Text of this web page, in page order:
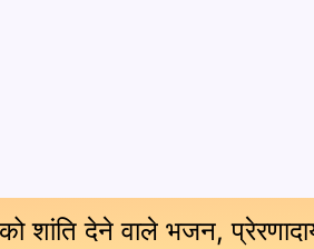
शांति देने वाले भजन,